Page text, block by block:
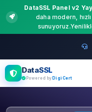
DataSSL Panel v2
daha modern,
DataSSL
Powered by DigiCert